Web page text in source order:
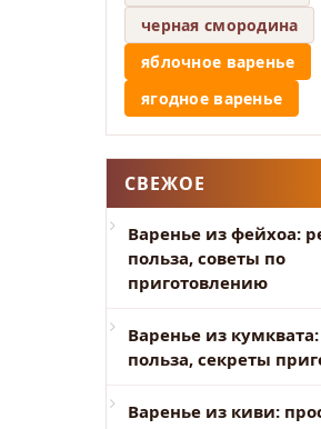
черная смородина
яблочное варенье
ягодное варенье
СВЕЖОЕ
Варенье из фейхоа:
польза, советы по
приготовлению
Варенье из
польза, секреты
Варенье из киви: